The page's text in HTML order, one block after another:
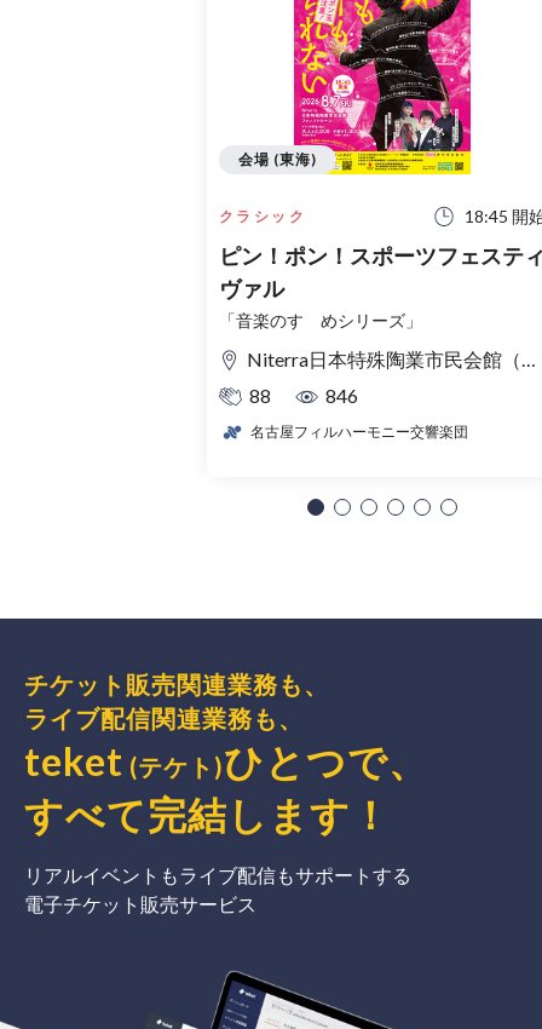
クラシック 18:45 開
ピン！ポン！スポーツフェステ
ヴァル
「音楽のすゝめシリーズ」
Niterra日本特殊陶業市民会館（名古屋市民会館） フォレストホール
88
846
名古屋フィルハーモニー交響楽団
会場 (東海)
チケット販売関連業務も、
ライブ配信関連業務も、
teket (テケト)ひとつで、
すべて完結 します ！
リアルイベントもライブ配信もサポートする
電子チケット販売サービス